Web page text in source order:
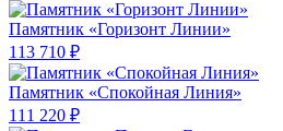
Памятник «Горизонт Линии»
113 710 ₽
Памятник «Спокойная Линия»
111 220 ₽